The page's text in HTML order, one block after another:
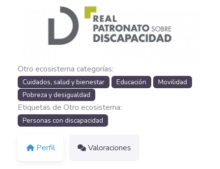
Otro ecosistema categorías:
Cuidados, salud y bienestar Educación
Movilidad
Pobreza y desigualdad
Etiquetas de Otro ecosistema:
Personas con discapacidad
Perfil Valoraciones